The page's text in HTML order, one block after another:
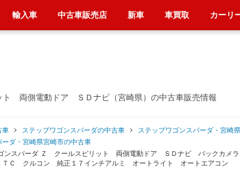
両側電動ドア ＳＤナビ（宮崎県）の中古車販売情報
車 ステップワゴンスパーダの中古車
ステップワゴンスパーダ・宮崎
ーダ・宮崎県宮崎市の中古車
ゴンスパーダ Ｚ クールスピリット 両側電動ドア ＳＤナビ バックカ
ＴＣ クルコン 純正１７インチアルミ オートライト オートエアコン
輸入車 中古車販売店 新車 車買取 カーリ